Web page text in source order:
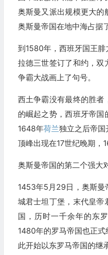
奥斯曼又派出规模更大的
奥斯曼帝国在地中海占据
到1580年，西班牙国王
拉德三世签订了和约，双
争霸大战画上了句号。
西土争霸没有最终的胜者
的崛起之势，西班牙帝国
1648年荷兰独立之后帝
顶峰出现在17世纪晚期，
奥斯曼帝国的第二个强大
1453年5月29日，奥斯曼
城君士坦丁堡，末代皇帝
国，历时一千余年的东
1480年的罗马帝国也正
此开始以东罗马帝国的继